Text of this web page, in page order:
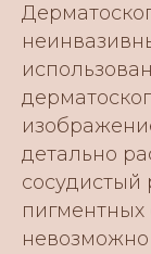
детально
сосудистый
пигментных